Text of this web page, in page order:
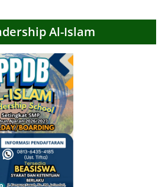
Al-Islam